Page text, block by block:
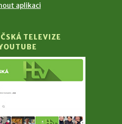
aplikaci
TELEVIZE